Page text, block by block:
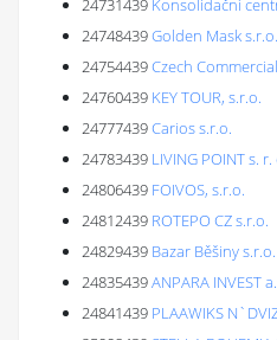
24731439 Konsolidační
24748439Golden Mask s.r.o.
24754439Czech
24760439 KEY TOUR, s.r.o.
24777439Carios s.r.o.
24783439 LIVING POINT s. r.
24806439 FOIVOS, s.r.o.
24812439 ROTEPO CZ s.r.o.
24829439 Bazar Běšiny s.r.o.
24835439ANPARA INVEST
24841439 PLAAWIKS